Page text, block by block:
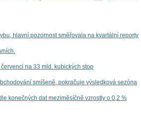
hlavní pozornost směřovala na kvartální reporty
na 33 mld. kubických stop
smíšeně, pokračuje výsledková sezóna
konečných dat meziměsíčně vzrostly o 0,2 %